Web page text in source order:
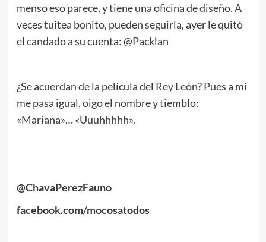
menso eso parece, y tiene una oficina de diseño. A
veces tuitea bonito, pueden seguirla, ayer le quitó
el candado a su cuenta: @Packlan
¿Se acuerdan de la película del Rey León? Pues a mi
me pasa igual, oigo el nombre y tiemblo:
«Mariana»… «Uuuhhhhh».
@ChavaPerezFauno
facebook.com/mocosatodos